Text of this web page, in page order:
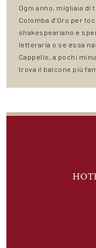
Ogni anno, migliaia di
Colomba d’Oro per
shakespeariano e
letteraria o se essa
Cappello, a pochi
trova il balcone più